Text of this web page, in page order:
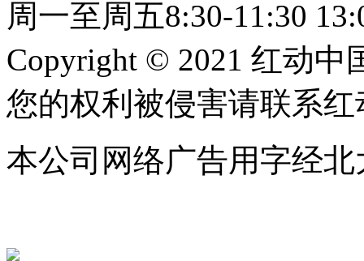
周一至周五8:30-11:30
Copyright © 2021 红动中
您的权利被侵害请联系红
本公司网络广告用字经